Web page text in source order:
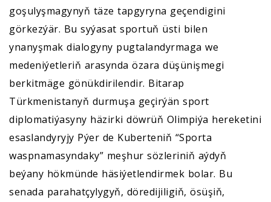
goşulyşmagynyň täze tapgyryna geçendigini
görkezýär. Bu syýasat sportuň üsti bilen
ynanyşmak dialogyny pugtalandyrmaga we
medeniýetleriň arasynda özara düşünişmegi
berkitmäge gönükdirilendir. Bitarap
Türkmenistanyň durmuşa geçirýän sport
diplomatiýasyny häzirki döwrüň Olimpiýa hereketini
esaslandyryjy Pýer de Kuberteniň “Sporta
waspnamasyndaky” meşhur sözleriniň aýdyň
beýany hökmünde häsiýetlendirmek bolar. Bu
senada parahatçylygyň, döredijiligiň, ösüşiň,